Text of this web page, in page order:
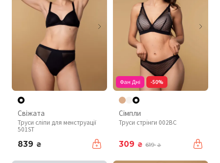
Свіжата
Труси сліпи для менструації
501ST
839 ₴
Фан Дні -50%
Сімпли
Труси стрінги 002BC
309 ₴ 619₴